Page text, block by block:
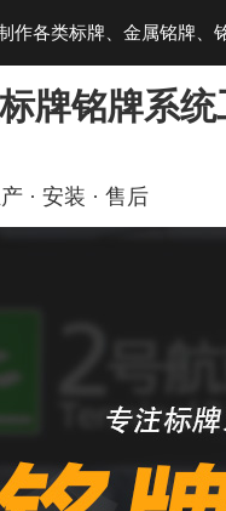
作各类标牌、金属铭牌、
牌铭牌系统
· 安装 · 售后